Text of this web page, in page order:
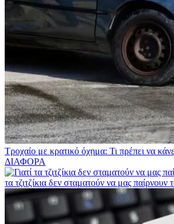
Τροχαίο με κρατικό όχημα: Τι πρέπει να
ΔΙΑΦΟΡΑ
τα τζιτζίκια δεν σταματούν να μας παίρνουν